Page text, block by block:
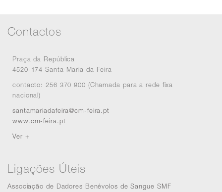
Contactos
Praça da República
4520-174 Santa Maria da Feira
contacto: 256 370 800 (Chamada para a rede fixa
nacional)
santamariadafeira@cm-feira.pt
www.cm-feira.pt
Ver +
Ligações Úteis
Associação de Dadores Benévolos de Sangue SMF